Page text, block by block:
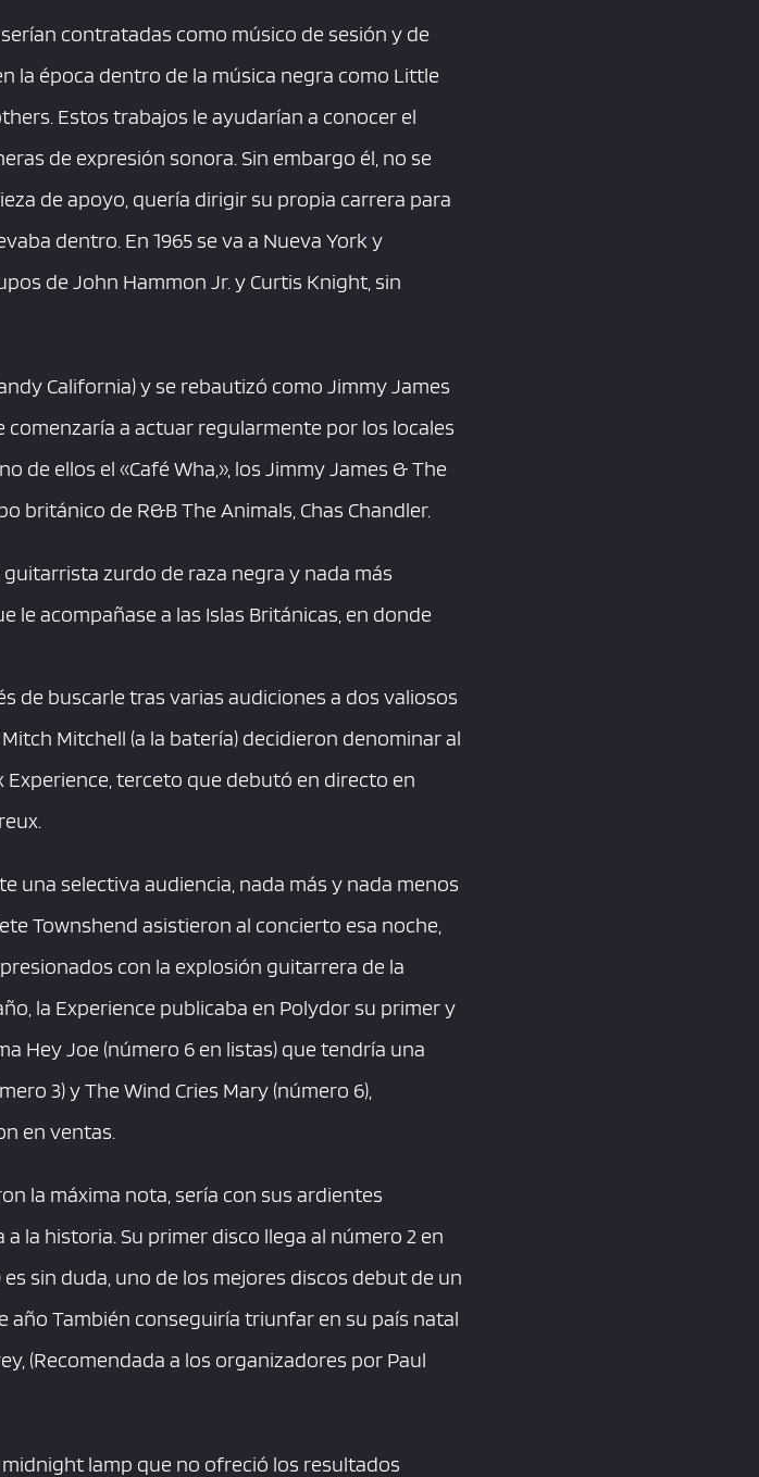
contratadas como músico de sesión y de
época dentro de la música negra como Little
Estos trabajos le ayudarían a conocer el
de expresión sonora. Sin embargo él, no se
de apoyo, quería dirigir su propia carrera para
dentro. En 1965 se va a Nueva York y
de John Hammon Jr. y Curtis Knight, sin
California) y se rebautizó como Jimmy James
a actuar regularmente por los locales
de ellos el «Café Wha,», los Jimmy James & The
británico de R&B The Animals, Chas Chandler.
zurdo de raza negra y nada más
le acompañase a las Islas Británicas, en donde
de buscarle tras varias audiciones a dos valiosos
Mitchell (a la batería) decidieron denominar al
terceto que debutó en directo en
una selectiva audiencia, nada más y nada menos
Townshend asistieron al concierto esa noche,
con la explosión guitarrera de la
la Experience publicaba en Polydor su primer y
Hey Joe (número 6 en listas) que tendría una
3) y The Wind Cries Mary (número 6),
en ventas.
la máxima nota, sería con sus ardientes
la historia. Su primer disco llega al número 2 en
sin duda, uno de los mejores discos debut de un
También conseguiría triunfar en su país natal
(Recomendada a los organizadores por Paul
lamp que no ofreció los resultados